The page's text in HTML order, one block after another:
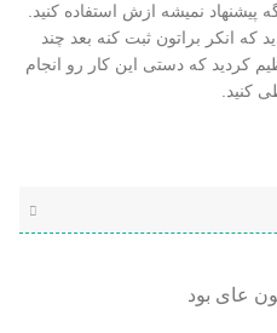
پیشنهاد نمیشه ازش استفاده کنید.
که انکر براتون ثبت کنه بعد چند
کردید که دستی این کار رو انجام
کنید.
عای بود